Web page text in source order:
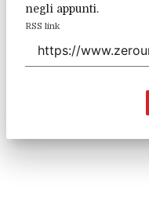
negli appunti.
RSS link